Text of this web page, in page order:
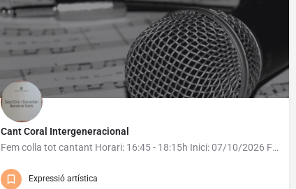
Cant Coral Intergeneracional
Fem colla tot cantant Horari: 16:45 - 18:15h Inici: 07/10/2026 Final: 02/12/2026
Expressió artística